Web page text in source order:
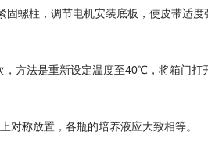
螺柱，调节电机安装底板，使皮带适度
方法是重新设定温度至40℃，将箱门打
称放置，各瓶的培养液应大致相等。